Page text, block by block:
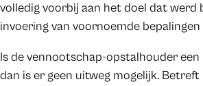
volledig voorbij aan het doel dat werd
invoering van voornoemde bepalingen
Is de vennootschap-opstalhouder een
dan is er geen uitweg mogelijk. Betreft